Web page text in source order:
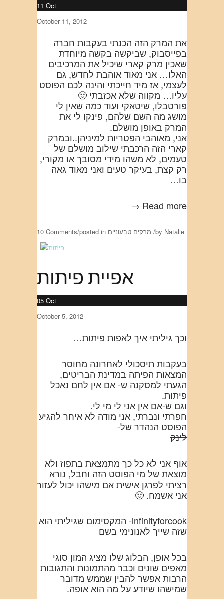
11 Oct
October 11, 2012
את המרק הזה הכנתי בעקבות חברה
בפייסבוק, שביקשה בקשה מיוחדת
שאכין מרק קארי שיכיל את המרכיבים
האלו… אני מאוד אוהבת לחדש, גם
לעצמי, אז מיד חייכתי והינה לכם הפוסט
עליו… מקווה שלא אכזבתי 🙂
פורטבלו, שיטאקי ועוד כמה שאין לי
מושג מה השם שלהם, פינקו לי את
המרק באופן מושלם.
אני, מאוהבי הפטריות למיניהן..ובמרק
קארי הזה הרכבתי שילוב מושלם של
טעמים, לא משהו מידי מסובך או מקורי,
רק קצת, בעיקר טעים ואני מאוד גאה
בו…
Read more →
10 Comments/posted in מרקים טבעוניים /by Natalie
אפיית פיתות
05 Oct
October 5, 2012
וכך גיליתי איך לאפות פיתות…
בעקבות תיסכולי לאחרונה מחוסר
המצאות הפיתה במדינת הבריטים,
הגעתי למסקנה ש- אם אין לחם נאכל
פיתות.
וגם ש-אם אין אני לי מי לי.
חפרתי ונברתי, אני מודה לא איחר להגיע
הפוסט הנהדר של-
לינק
אוף אני לא כל כך מתמצאת בתפוז ולא
מוצאת של מי הפוסט הזה וחבל, נורא
רציתי לפרגן אישית אם מישהו יכול לעזור
אני אשמח. 🙂
infinityforcook- המקסימום שגיליתי הוא
שזה שייך לאנונימי בשם
בכל אופן, הבלוג שלו מציג המון סוגי
מאפים שונים וכבר מהתמונות והתגובות
הרבות אפשר להבין שממש מדובר
שמישהו שיודע על מה הוא אופה.